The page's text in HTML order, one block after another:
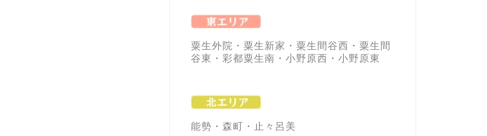
粟生外院・粟生新家・粟生間谷西・粟生間
谷東・彩都粟生南・小野原西・小野原東
能勢・森町・止々呂美